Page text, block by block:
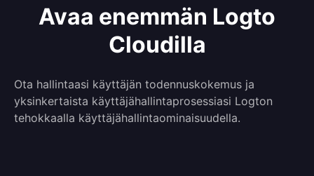
Avaa enemmän Logto
Cloudilla
Ota hallintaasi käyttäjän todennuskokemus ja
yksinkertaista käyttäjähallintaprosessiasi Logton
tehokkaalla käyttäjähallintaominaisuudella.